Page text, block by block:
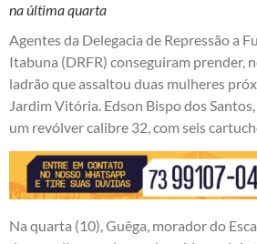
na última quarta
Agentes da Delegacia de Repressão a
Itabuna (DRFR) conseguiram prender,
ladrão que assaltou duas mulheres
Jardim Vitória. Edson Bispo dos
um revólver calibre 32, com seis
Na quarta (10), Guêga, morador do